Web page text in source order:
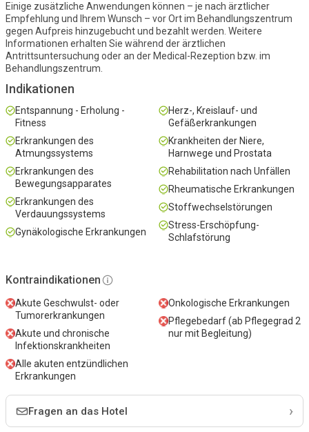
Einige zusätzliche Anwendungen können – je nach ärztlicher
Empfehlung und Ihrem Wunsch – vor Ort im Behandlungszentrum
gegen Aufpreis hinzugebucht und bezahlt werden. Weitere
Informationen erhalten Sie während der ärztlichen
Antrittsuntersuchung oder an der Medical-Rezeption bzw. im
Behandlungszentrum.
Indikationen
Entspannung - Erholung -
Fitness
Erkrankungen des
Atmungssystems
Erkrankungen des
Bewegungsapparates
Erkrankungen des
Verdauungssystems
Gynäkologische Erkrankungen
Herz-, Kreislauf- und
Gefäßerkrankungen
Krankheiten der Niere,
Harnwege und Prostata
Rehabilitation nach Unfällen
Rheumatische Erkrankungen
Stoffwechselstörungen
Stress-Erschöpfung-
Schlafstörung
Kontraindikationen
Akute Geschwulst- oder
Tumorerkrankungen
Akute und chronische
Infektionskrankheiten
Alle akuten entzündlichen
Erkrankungen
Onkologische Erkrankungen
Pflegebedarf (ab Pflegegrad 2
nur mit Begleitung)
Fragen an das Hotel ›